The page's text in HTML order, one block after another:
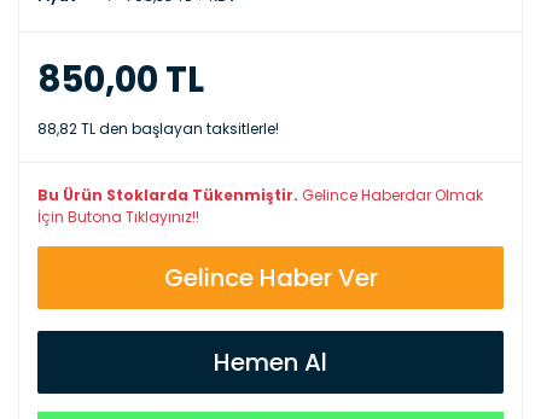
850,00 TL
88,82 TL den başlayan taksitlerle!
Bu Ürün Stoklarda Tükenmiştir. Gelince Haberdar Olmak
İçin Butona Tıklayınız!!
Gelince Haber Ver
Hemen Al